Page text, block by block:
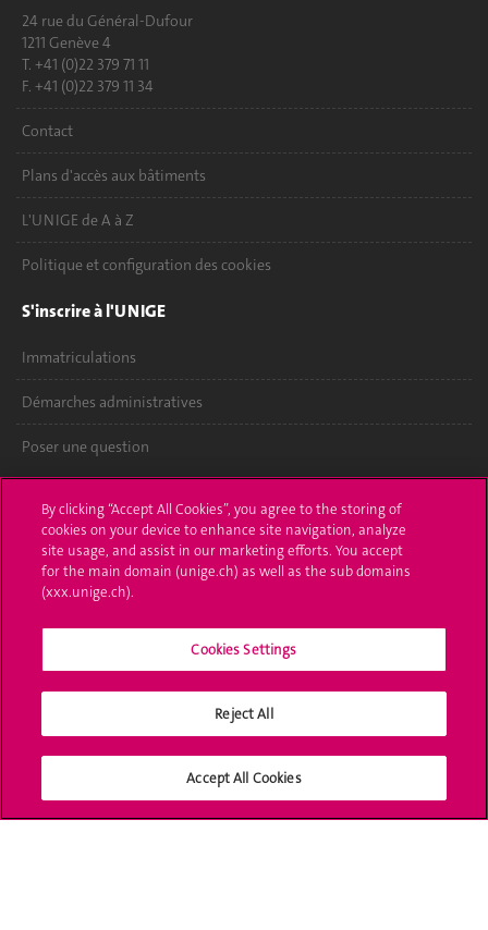
24 rue du Général-Dufour
1211 Genève 4
T. +41 (0)22 379 71 11
F. +41 (0)22 379 11 34
Contact
Plans d'accès aux bâtiments
L'UNIGE de A à Z
Politique et configuration des cookies
S'inscrire à l'UNIGE
Immatriculations
Démarches administratives
Poser une question
UNIGE Mobile
Médias
Offres d'emploi
Bibliothèque
Médias sociaux UNIGE
By clicking “Accept All Cookies”, you agree to the storing of
cookies on your device to enhance site navigation, analyze
site usage, and assist in our marketing efforts. You accept
for the main domain (unige.ch) as well as the sub domains
(xxx.unige.ch).
Cookies Settings
Reject All
Accept All Cookies